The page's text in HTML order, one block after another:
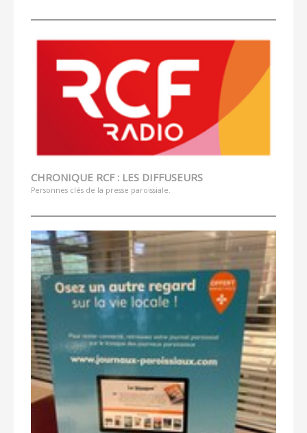
CHRONIQUE RCF : LES DIFFUSEURS
Personnes clés de la presse paroissiale.